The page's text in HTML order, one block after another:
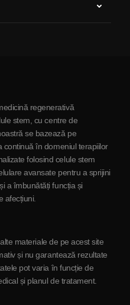
regenerativă
stem, cu centre de
se bazează pe
continuă în domeniul terapiilor
folosind celule stem
avansate pentru a sprijini
a îmbunătăți funcția și
afecțiuni.
materiale de pe acest site
și nu garantează rezultate
pot varia în funcție de
și planul de tratament.